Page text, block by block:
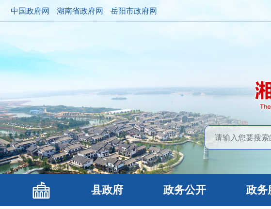
中国政府网 湖南省政府网 岳阳市政府网
县政府 政务公开 政务